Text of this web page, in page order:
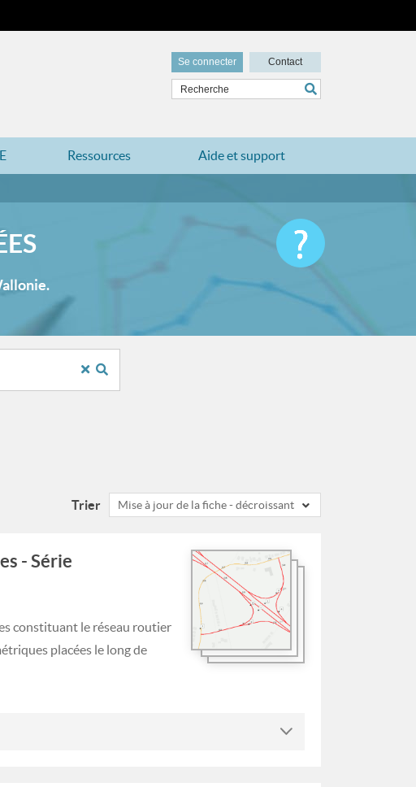
Se connecter Contact
Ressources Aide et support
Trier Mise à jour de la fiche - décroissant
- Série
constituant le réseau routier
placées le long de